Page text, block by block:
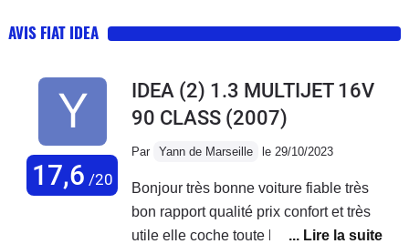
AVIS FIAT IDEA
17,6 /20
IDEA (2) 1.3 MULTIJET 16V
90 CLASS (2007)
Par Yann de Marseille le 29/10/2023
Bonjour très bonne voiture fiable très
bon rapport qualité prix confort et très
utile elle coche toute les case Très